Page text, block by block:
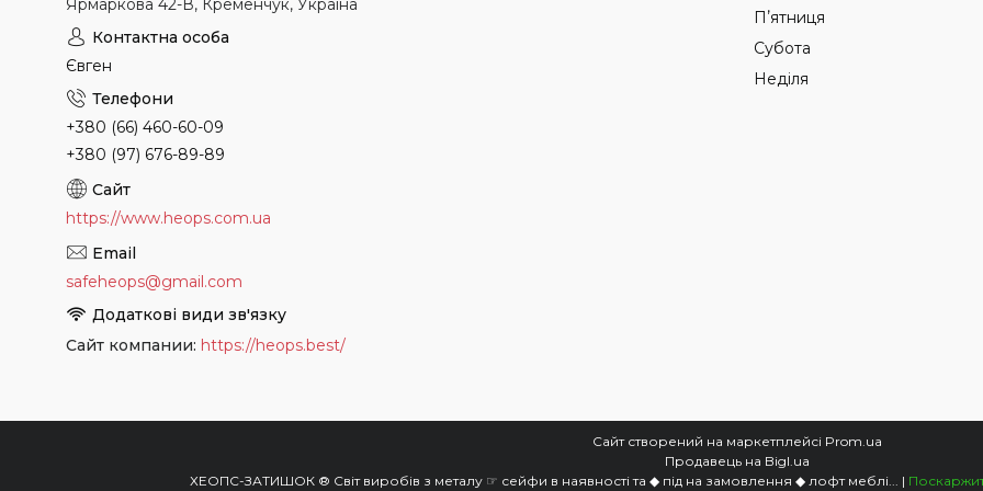
Ярмаркова 42-В, Кременчук, Україна
Євген
+380 (66) 460-60-09
+380 (97) 676-89-89
https://www.heops.com.ua
safeheops@gmail.com
Сайт компании https://heops.best/
Пʼятниця
Субота
Неділя
Сайт створений на маркетплейсі Prom.ua
Продавець на Bigl.ua
ХЕОПС-ЗАТИШОК ® Світ виробів з металу ☞ сейфи в наявності та ◆ під на замовлення ◆ лофт меблі... |